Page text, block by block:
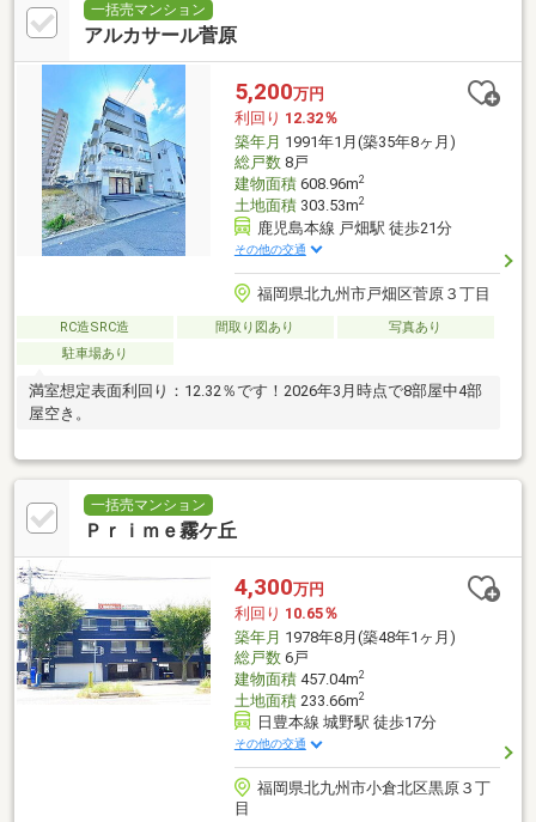
一括売マンション
アルカサール菅原
5,200万円
利回り 12.32％
築年月 1991年1月(築35年8ヶ月)
総戸数8戸
建物面積608.96m2
土地面積303.53m2
鹿児島本線 戸畑駅 徒歩21分
その他の交通
福岡県北九州市戸畑区菅原３丁目
RC造SRC造 間取り図あり
写真あり
駐車場あり
満室想定表面利回り：12.32％です！2026年3月時点で8部屋中4部
屋空き。
一括売マンション
Ｐｒｉｍｅ霧ケ丘
4,300万円
利回り 10.65％
築年月 1978年8月(築48年1ヶ月)
総戸数6戸
建物面積457.04m2
土地面積233.66m2
日豊本線 城野駅 徒歩17分
その他の交通
福岡県北九州市小倉北区黒原３丁
目